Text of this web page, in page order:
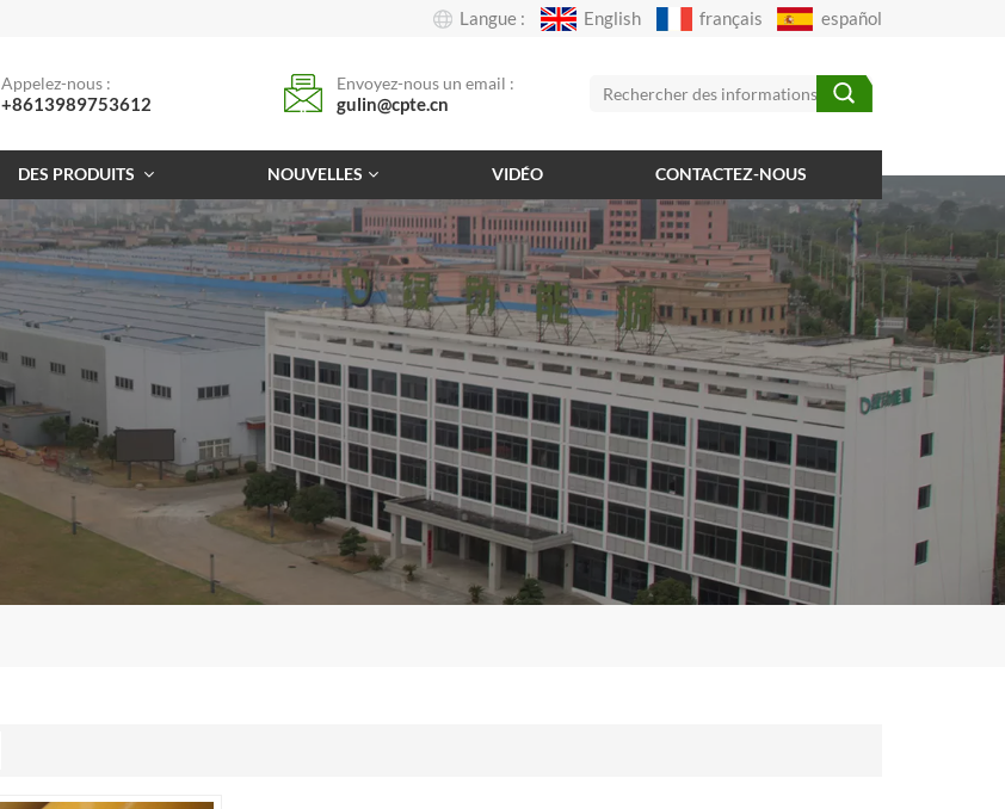
Langue : English français español
Appelez-nous :
+8613989753612
Envoyez-nous un email :
gulin@cpte.cn
DES PRODUITS NOUVELLES VIDÉO CONTACTEZ-NOUS